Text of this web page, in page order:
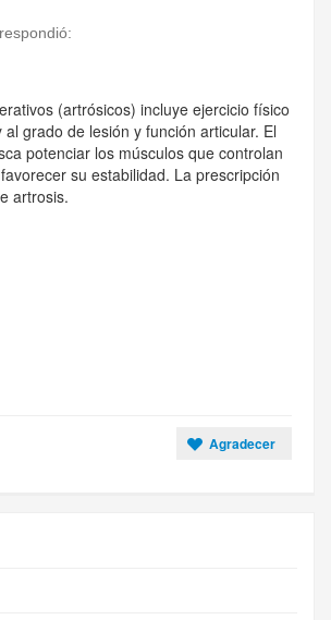
respondió:
(artrósicos) incluye ejercicio físico
grado de lesión y función articular. El
potenciar los músculos que controlan
su estabilidad. La prescripción
artrosis.
Agradecer